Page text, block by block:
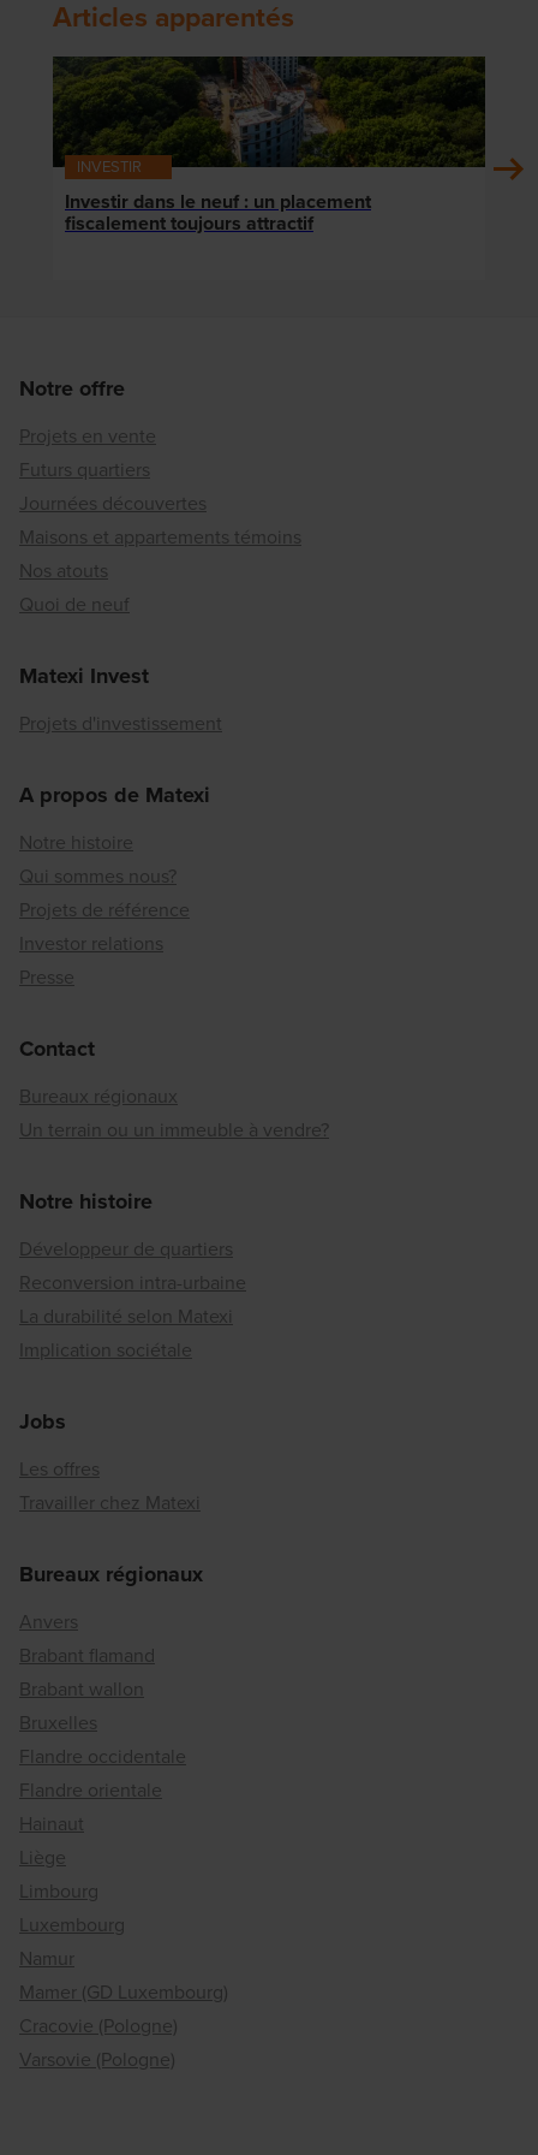
Articles apparentés
INVESTIR
Investir dans le neuf : un placement
fiscalement toujours attractif
Notre offre
Projets en vente
Futurs quartiers
Journées découvertes
Maisons et appartements témoins
Nos atouts
Quoi de neuf
Matexi Invest
Projets d'investissement
A propos de Matexi
Notre histoire
Qui sommes nous?
Projets de référence
Investor relations
Presse
Contact
Bureaux régionaux
Un terrain ou un immeuble à vendre?
Notre histoire
Développeur de quartiers
Reconversion intra-urbaine
La durabilité selon Matexi
Implication sociétale
Jobs
Les offres
Travailler chez Matexi
Bureaux régionaux
Anvers
Brabant flamand
Brabant wallon
Bruxelles
Flandre occidentale
Flandre orientale
Hainaut
Liège
Limbourg
Luxembourg
Namur
Mamer (GD Luxembourg)
Cracovie (Pologne)
Varsovie (Pologne)